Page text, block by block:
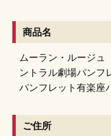
商品名
ムーラン・ルージ
ントラル劇場パンフ
パンフレット有楽座
ご住所